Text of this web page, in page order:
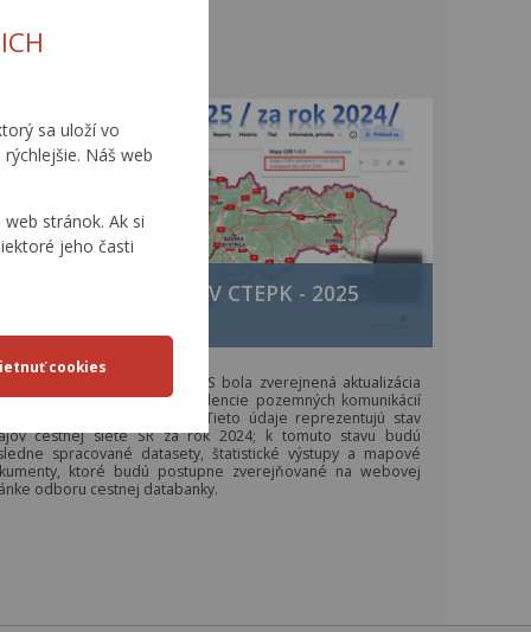
sa uloží vo
Náš web
stránok. Ak si
jeho časti
ÚDAJOV CTEPK - 2025
28.03.2025 na Portáli IS MCS bola zverejnená aktualizácia
centrálnej technickej evidencie pozemných komunikácií
Tieto údaje reprezentujú stav
cestnej siete SR za rok 2024; k tomuto stavu budú
spracované datasety, štatistické výstupy a mapové
ktoré budú postupne zverejňované na webovej
odboru cestnej databanky.